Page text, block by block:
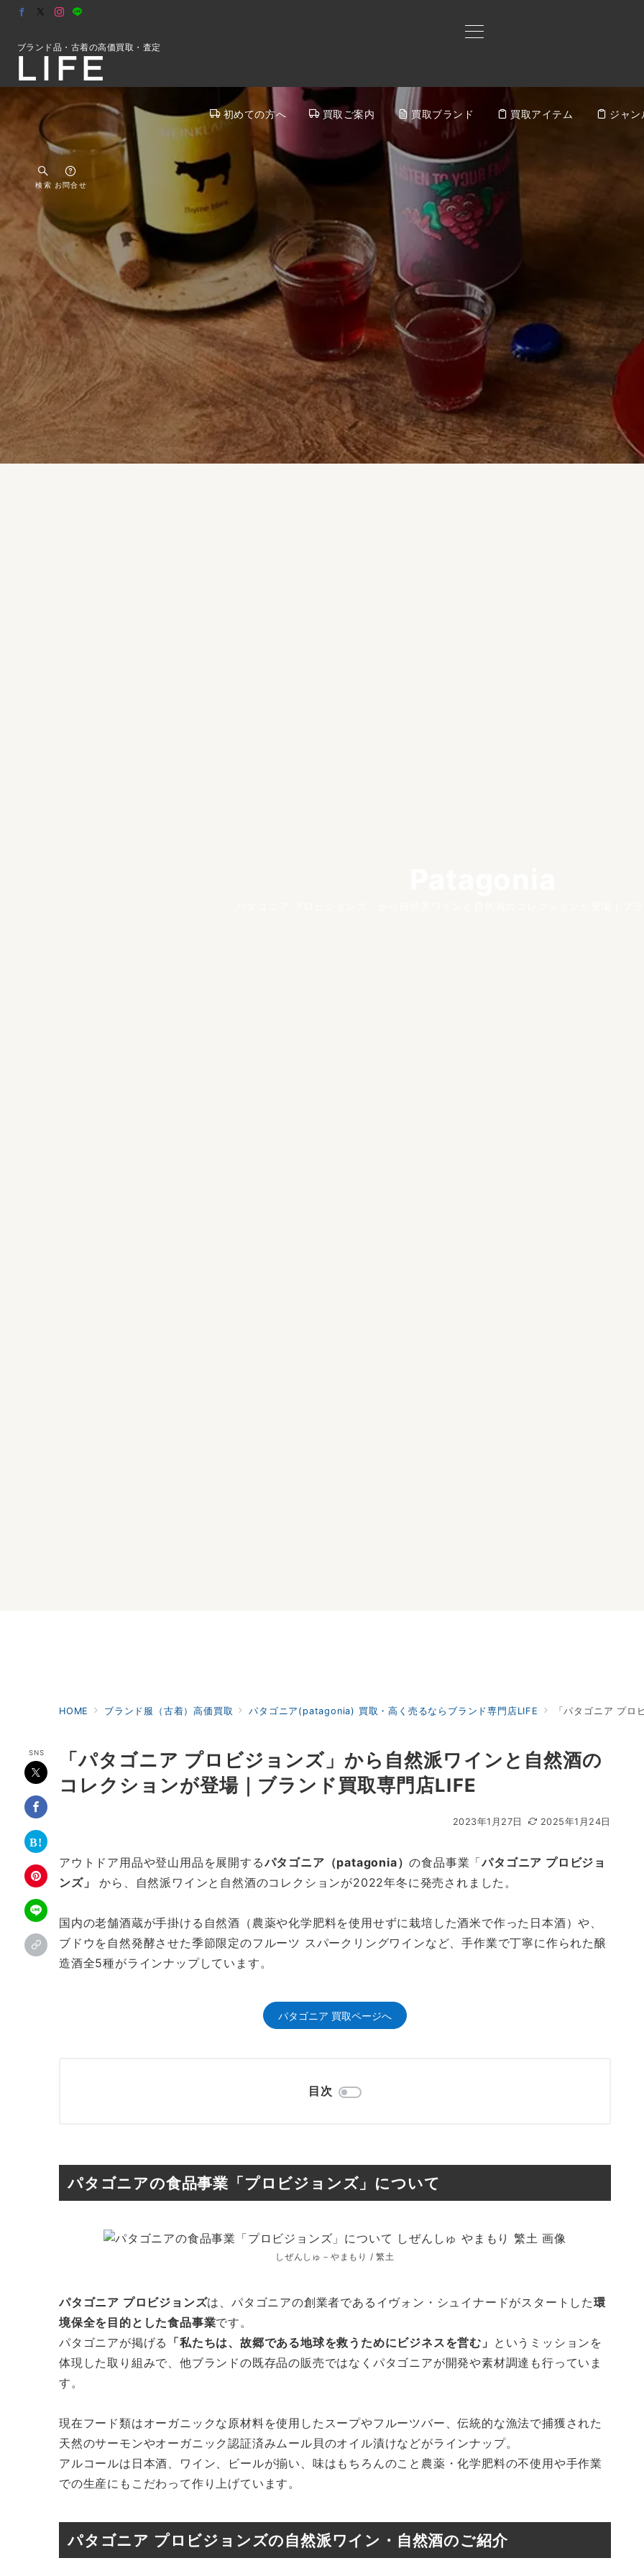
ブランド品・古着の高価買取・査定
初めての方へ 買取ご案内 買取ブランド 買取アイテム ジャン
検索 お問合せ
HOME ブランド服（古着）高価買取 パタゴニア(patagonia) 買取・高く売るならブランド専門店LIFE 「パタゴニア プロビジョ
SNS
「パタゴニア プロビジョンズ」から自然派ワインと自然酒の
コレクションが登場｜ブランド買取専門店LIFE
2023年1月27日 2025年1月24日
アウトドア用品や登山用品を展開するパタゴニア（patagonia）の食品事業「パタゴニア プロビジョ
ンズ」
から、自然派ワインと自然酒のコレクションが2022年冬に発売されました。
国内の老舗酒蔵が手掛ける自然酒（農薬や化学肥料を使用せずに栽培した酒米で作った日本酒）や、
ブドウを自然発酵させた季節限定のフルーツ スパークリングワインなど、手作業で丁寧に作られた醸
造酒全5種がラインナップしています。
パタゴニア 買取ページへ
目次
パタゴニアの食品事業「プロビジョンズ」について
しぜんしゅ－やまもり / 繁土
パタゴニア プロビジョンズは、パタゴニアの創業者であるイヴォン・シュイナードがスタートした環
境保全を目的とした食品事業です。
パタゴニアが掲げる 「私たちは、故郷である地球を救うためにビジネスを営む」 というミッションを
体現した取り組みで、他ブランドの既存品の販売ではなくパタゴニアが開発や素材調達も行っていま
す。
現在フード類はオーガニックな原材料を使用したスープやフルーツバー、伝統的な漁法で捕獲された
天然のサーモンやオーガニック認証済みムール貝のオイル漬けなどがラインナップ。
アルコールは日本酒、ワイン、ビールが揃い、味はもちろんのこと農薬・化学肥料の不使用や手作業
での生産にもこだわって作り上げています。
パタゴニア プロビジョンズの自然派ワイン・自然酒のご紹介